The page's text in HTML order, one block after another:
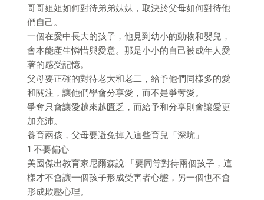
哥哥姐姐如何對待弟弟妹妹，取決於父母如何對待他
們自己。
一個在愛中長大的孩子，他見到幼小的動物和嬰兒，
會本能產生憐惜與愛意。那是小小的自己被成年人愛
著的感受記憶。
父母要正確的對待老大和老二，給予他們同樣多的愛
和關注，讓他們學會分享愛，而不是爭奪愛。
爭奪只會讓愛越來越匱乏，而給予和分享則會讓愛更
加充沛。
養育兩孩，父母要避免掉入這些育兒「深坑」
1.不要偏心
美國傑出教育家尼爾森說:「要同等對待兩個孩子，這
樣才不會讓一個孩子形成受害者心態，另一個也不會
形成欺壓心理。